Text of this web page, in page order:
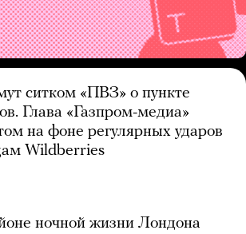
ситком «ПВЗ» о пункте
Глава «Газпром-медиа»
на фоне регулярных ударов
Wildberries
ночной жизни Лондона